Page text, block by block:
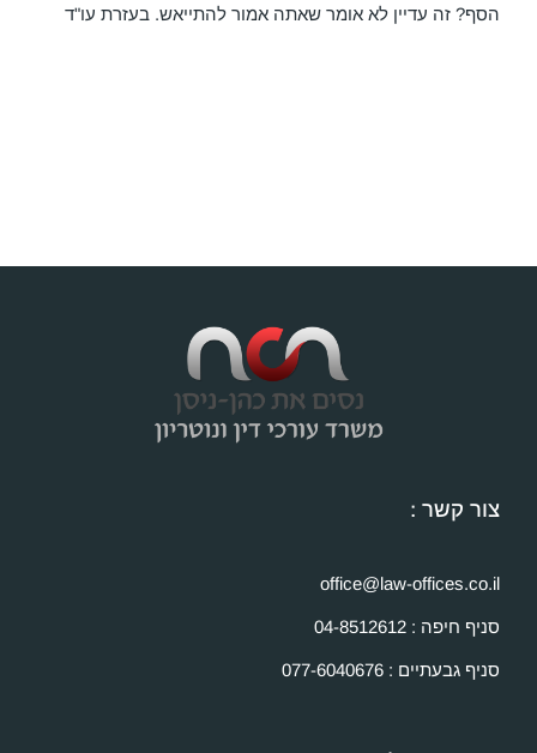
הסף? זה עדיין לא אומר שאתה אמור להתייאש. בעזרת עו"ד
צור קשר :
office@law-offices.co.il
סניף חיפה : 04-8512612
סניף גבעתיים : 077-6040676